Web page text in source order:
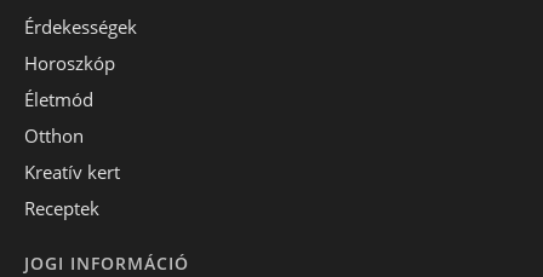
Érdekességek
Horoszkóp
Életmód
Otthon
Kreatív kert
Receptek
JOGI INFORMÁCIÓ